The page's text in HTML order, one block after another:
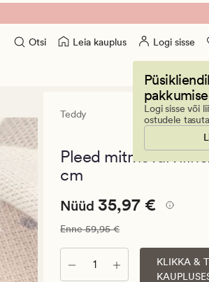
Otsi Leia kauplus Logi sisse
Logi sisse või
ostudele
Teddy
Pleed
cm
Nåværende
35,97
€.
Vanlig
Nåværende pris_ee
Nüüd 35,97 €
Vanlig pris_ee
Enne59,95 €
Kogus
KLIKKA &